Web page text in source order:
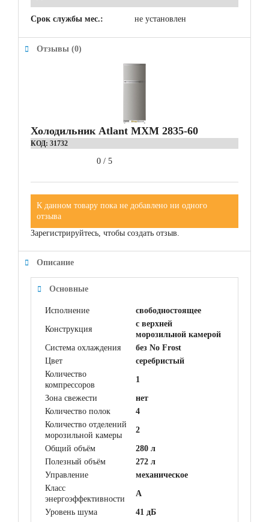
Срок службы мес.: не установлен
Отзывы (0)
Холодильник Atlant МХМ 2835-60
КОД: 31732
0 / 5
К данном товару пока не добавлено ни одного
отзыва
Зарегистрируйтесь, чтобы создать отзыв.
Описание
Основные
Исполнение свободностоящее
Конструкция
с верхней
морозильной камерой
Система охлаждения
без No Frost
Цвет
серебристый
Количество
компрессоров
1
Зона свежести
нет
Количество полок
4
Количество отделений
морозильной камеры
2
Общий объём
280 л
Полезный объём
272 л
Управление
механическое
Класс
энергоэффективности
A
Уровень шума 41 дБ